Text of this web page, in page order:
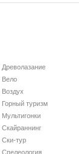
Древолазание
Вело
Воздух
Горный туризм
Мультигонки
Скайраннинг
Ски-тур
Спелеология